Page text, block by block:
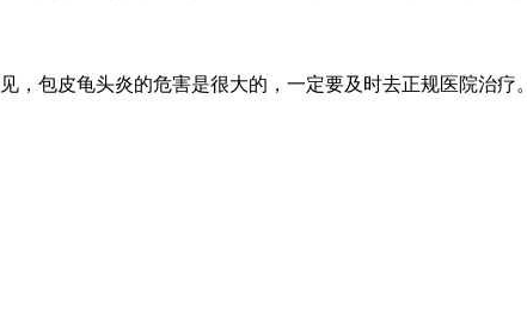
，包皮龟头炎的危害是很大的，一定要及时去正规医院治疗。